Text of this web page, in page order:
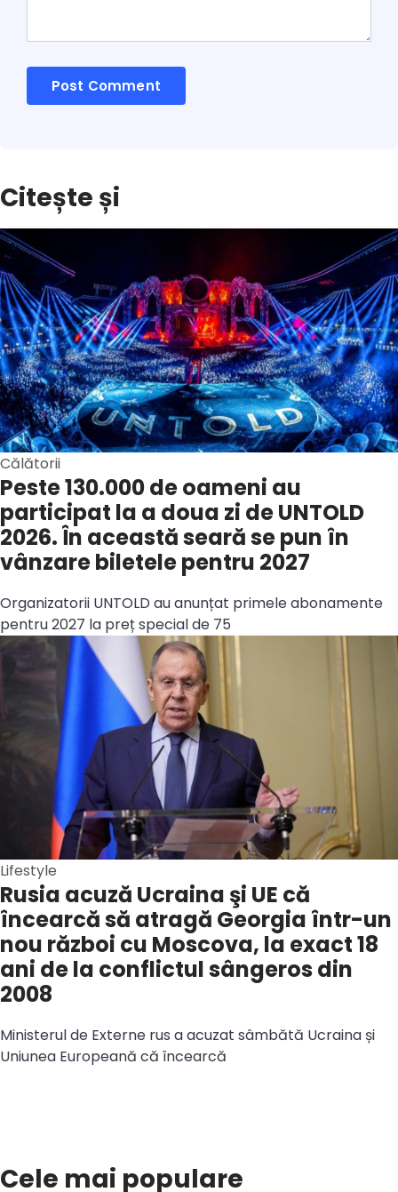
Citește și
Călătorii
Peste 130.000 de oameni au
participat la a doua zi de UNTOLD
2026. În această seară se pun în
vânzare biletele pentru 2027
Organizatorii UNTOLD au anunțat primele abonamente
pentru 2027 la preț special de 75
Lifestyle
Rusia acuză Ucraina şi UE că
încearcă să atragă Georgia într-un
nou război cu Moscova, la exact 18
ani de la conflictul sângeros din
2008
Ministerul de Externe rus a acuzat sâmbătă Ucraina și
Uniunea Europeană că încearcă
Cele mai populare